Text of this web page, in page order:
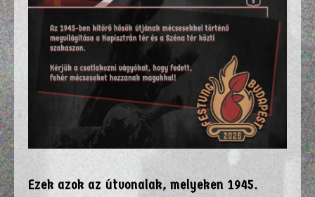
Ezek azok az útvonalak, melyeken 1945.